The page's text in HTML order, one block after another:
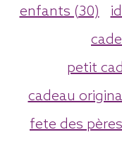
enfants (30)
petit
cadeau
fete des